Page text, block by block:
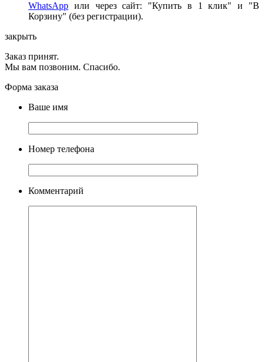
WhatsApp или через сайт: "Купить в 1 клик" и "В
Корзину" (без регистрации).
закрыть
Заказ принят.
Мы вам позвоним. Спасибо.
Форма заказа
Ваше имя
Номер телефона
Комментарий